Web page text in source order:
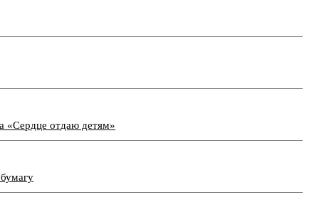
«Сердце отдаю детям»